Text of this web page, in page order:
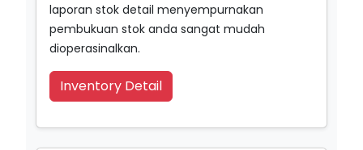
laporan stok detail menyempurnakan
pembukuan stok anda sangat mudah
dioperasinalkan.
Inventory Detail